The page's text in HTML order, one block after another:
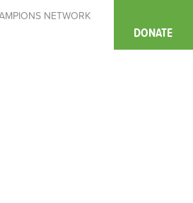
NETWORK
DONATE